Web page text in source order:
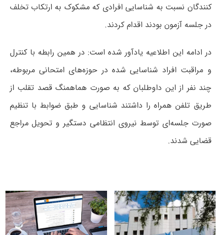
کنندگان نسبت به شناسایی افرادی که مشکوک به ارتکاب تخلف
در جلسه آزمون بودند اقدام کردند.
در ادامه این اطلاعیه یادآور شده است: در همین رابطه با کنترل
و مراقبت افراد شناسایی شده در حوزه‌های امتحانی مربوطه،
چند نفر از این داوطلبان که به صورت هماهمنگ قصد تقلب از
طریق تلفن همراه را داشتند شناسایی و طبق ضوابط با تنظیم
صورت جلسه‌ای توسط نیروی انتظامی دستگیر و تحویل مراجع
قضایی شدند.